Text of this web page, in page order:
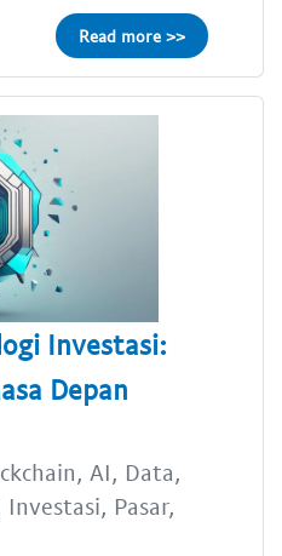
Read more >>
Investasi:
Depan
AI, Data,
Pasar,